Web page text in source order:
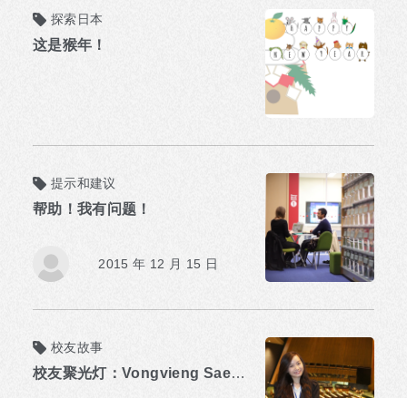
探索日本
这是猴年！
提示和建议
帮助！我有问题！
2015 年 12 月 15 日
校友故事
校友聚光灯：Vongvieng Saensathit